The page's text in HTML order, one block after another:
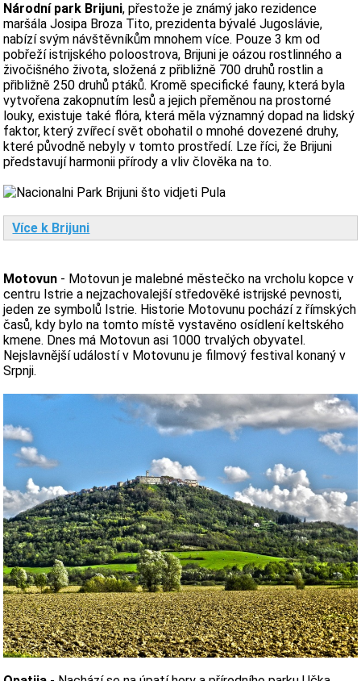
Národní park Brijuni, přestože je známý jako rezidence
maršála Josipa Broza Tito, prezidenta bývalé Jugoslávie,
nabízí svým návštěvníkům mnohem více. Pouze 3 km od
pobřeží istrijského poloostrova, Brijuni je oázou rostlinného a
živočišného života, složená z přibližně 700 druhů rostlin a
přibližně 250 druhů ptáků. Kromě specifické fauny, která byla
vytvořena zakopnutím lesů a jejich přeměnou na prostorné
louky, existuje také flóra, která měla významný dopad na lidský
faktor, který zvířecí svět obohatil o mnohé dovezené druhy,
které původně nebyly v tomto prostředí. Lze říci, že Brijuni
představují harmonii přírody a vliv člověka na to.
Více k Brijuni
Motovun - Motovun je malebné městečko na vrcholu kopce v
centru Istrie a nejzachovalejší středověké istrijské pevnosti,
jeden ze symbolů Istrie. Historie Motovunu pochází z římských
časů, kdy bylo na tomto místě vystavěno osídlení keltského
kmene. Dnes má Motovun asi 1000 trvalých obyvatel.
Nejslavnější událostí v Motovunu je filmový festival konaný v
Srpnji.